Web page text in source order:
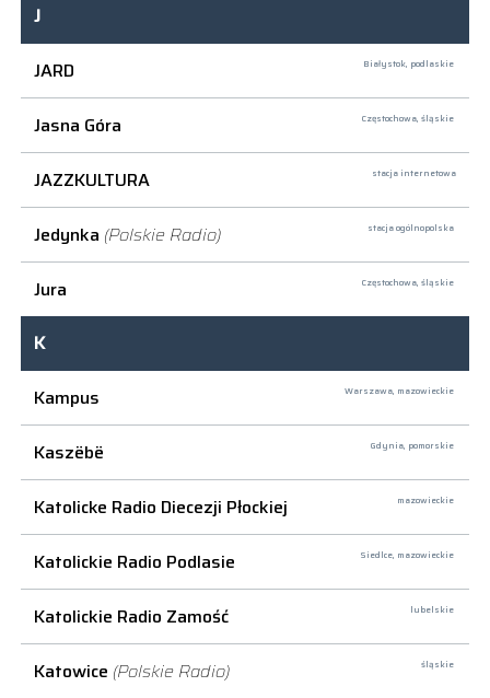
J
JARD
Białystok, podlaskie
Jasna Góra Częstochowa, śląskie
JAZZKULTURA stacja internetowa
Jedynka (Polskie Radio) stacja ogólnopolska
Jura Częstochowa, śląskie
K
Kampus
Warszawa, mazowieckie
Kaszëbë Gdynia, pomorskie
Katolicke Radio Diecezji Płockiej mazowieckie
Katolickie Radio Podlasie Siedlce, mazowieckie
Katolickie Radio Zamość lubelskie
Katowice (Polskie Radio) śląskie